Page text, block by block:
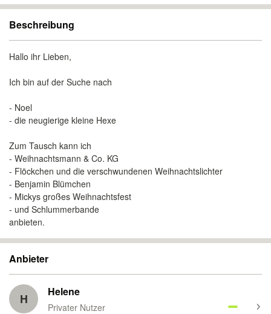
Beschreibung
Hallo ihr Lieben,
Ich bin auf der Suche nach
- Noel
- die neugierige kleine Hexe
Zum Tausch kann ich
- Weihnachtsmann & Co. KG
- Flöckchen und die verschwundenen Weihnachtslichter
- Benjamin Blümchen
- Mickys großes Weihnachtsfest
- und Schlummerbande
anbieten.
Anbieter
H Helene
Privater Nutzer